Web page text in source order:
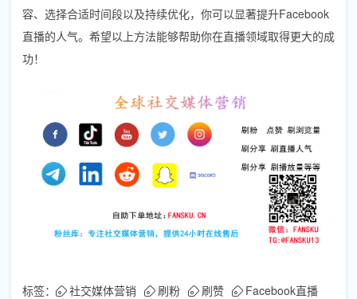
容、选择合适时间段以及持续优化，你可以显著提升Facebook
直播的人气。希望以上方法能够帮助你在直播领域取得更大的成
功！
标签： 社交媒体营销 刷粉 刷赞
Facebook直播